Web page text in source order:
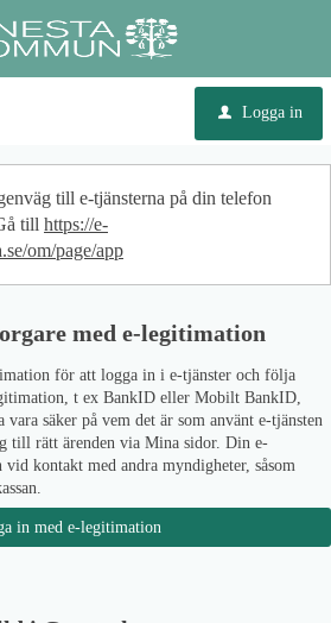
u Logga in
till e-tjänsterna på din telefon
till https://e-
om/page/app
med e-legitimation
för att logga in i e-tjänster och följa
t ex BankID eller Mobilt BankID,
säker på vem det är som använt e-tjänsten
till rätt ärenden via Mina sidor. Din e-
kontakt med andra myndigheter, såsom